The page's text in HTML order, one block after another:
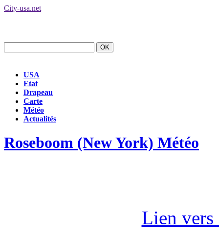
City-usa.net
USA
Etat
Drapeau
Carte
Météo
Actualités
Roseboom (New York) Météo
Lien